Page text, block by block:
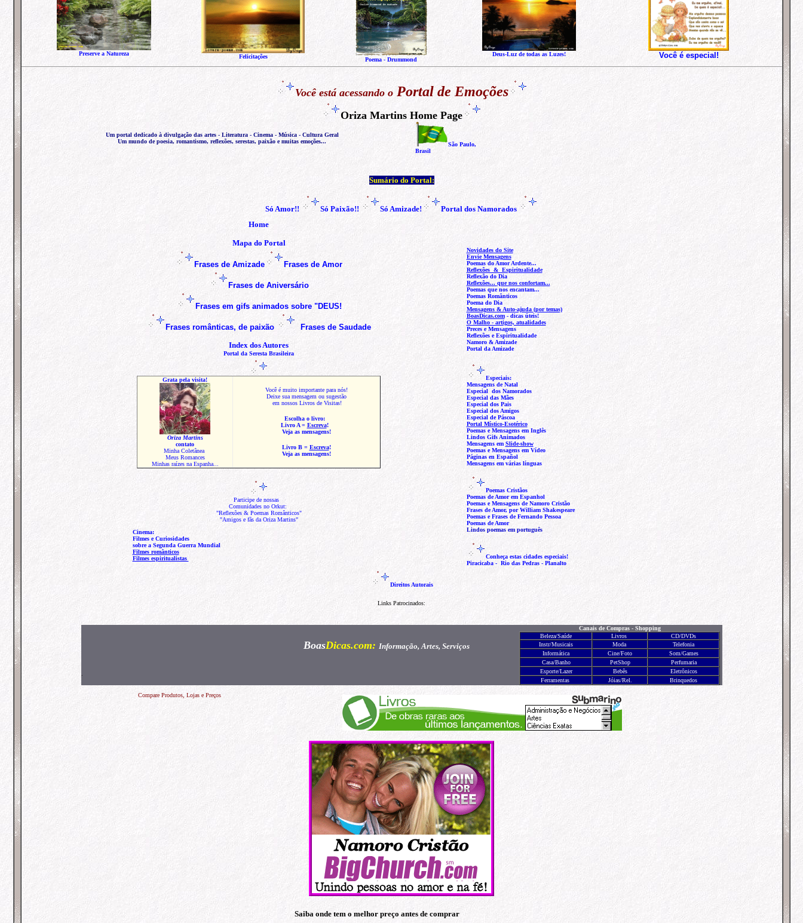
Preserve a Natureza Felicitações Poema - Drummond
Deus-Luz de todas as Luzes! Você é especial!
Você está acessando oPortal de Emoções
Oriza Martins Home Page
Um portal dedicado à divulgação das artes - Literatura - Cinema - Música - Cultura Geral
Um mundo de poesia, romantismo, reflexões, serestas, paixão e muitas emoções...
São Paulo,
Brasil
Sumário do Portal:
Só Amor!! Só Paixão!! Só Amizade!
Portal dos Namorados
Home
Mapa do Portal
Frases de Amizade Frases de Amor
Frases de Aniversário
Frases em gifs animados sobre "DEUS!
Frases românticas, de paixão
Frases de Saudade
Index dos Autores
Portal da Seresta Brasileira
Grata pela visita!
Oriza Martins
contato
Minha Coletânea
Meus Romances
Minhas raízes na Espanha...
Você é muito importante para nós!
Deixe sua mensagem ou sugestão
em nossos Livros de Visitas!
Escolha o livro:
Livro A= Escreva!
Veja as mensagens!
Livro B= Escreva!
Veja as mensagens!
Participe de nossas
Comunidades no Orkut:
"Reflexões & Poemas Românticos"
"Amigos e fãs da Oriza Martins"
Cinema:
Filmes e Curiosidades
sobre a Segunda Guerra Mundial
Filmes românticos
Filmes espiritualistas
Direitos Autorais
Novidades do Site
Envie Mensagens
Poemas do Amor Ardente...
Reflexões & Espiritualidade
Reflexão do Dia
Reflexões... que nos confortam...
Poemas que nos encantam...
Poemas Românticos
Poema do Dia
Mensagens & Auto-ajuda (por temas)
BoasDicas.com- dicas úteis!
O Malho - artigos, atualidades
Preces e Mensagens
Reflexões e Espiritualidade
Namoro & Amizade
Portal da Amizade
Especiais:
Mensagens de Natal
Especial dos Namorados
Especial das Mães
Especial dos Pais
Especial dos Amigos
Especial de Páscoa
Portal Místico-Esotérico
Poemas e Mensagens em Inglês
Lindos GifsAnimados
Mensagens em Slide-show
Poemas e Mensagens em Vídeo
Páginas en Español
Mensagens em várias línguas
Poemas Cristãos
Poemas de Amor em Espanhol
Poemas e Mensagens de Namoro Cristão
Frases de Amor, por William Shakespeare
Poemas e Frases de Fernando Pessoa
Poemas de Amor
Lindos poemas em português
Conheça estas cidades especiais!
Piracicaba- Rio das Pedras - Planalto
Links Patrocinados:
BoasDicas.com: Informação, Artes, Serviços
Canais de Compras - Shopping
Beleza/Saúde
Livros
CD/DVDs
Instr/Musicais
Moda
Telefonia
Informática
Cine/Foto Som/Games
Casa/Banho
PetShop
Perfumaria
Esporte/Lazer
Bebês
Eletrônicos
Ferramentas
Jóias/Rel. Brinquedos
Compare Produtos, Lojas e Preços
Saiba onde tem o melhor preço antes de comprar